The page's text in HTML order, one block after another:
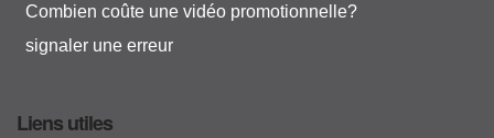
Combien coûte une vidéo promotionnelle?
signaler une erreur
Liens utiles